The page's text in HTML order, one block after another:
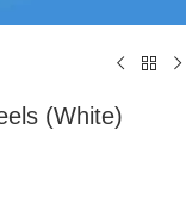
(White)